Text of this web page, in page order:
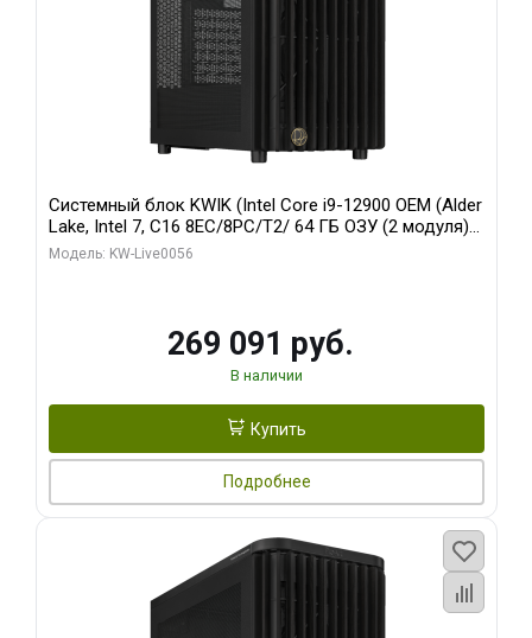
Системный блок KWIK (Intel Core i9-12900 OEM (Alder
Lake, Intel 7, C16 8EC/8PC/T2/ 64 ГБ ОЗУ (2 модуля)/
Palit RTX5080 INFINITY 3 OC 16GB GDDR7 256bit 3xDP
Модель: KW-Live0056
269 091 руб.
В наличии
Купить
Подробнее